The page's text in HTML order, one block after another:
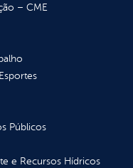
– CME
Públicos
e Recursos Hídricos